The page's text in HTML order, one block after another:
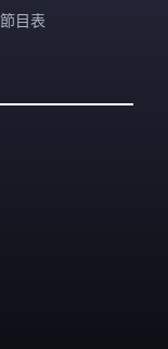
目表